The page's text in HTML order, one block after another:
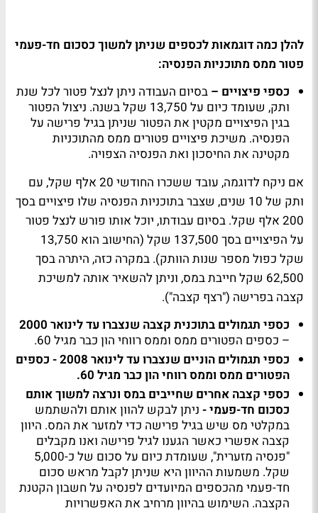
להלן כמה דוגמאות לכספים שניתן למשוך כסכום חד-פעמי
פטור ממס מתוכניות הפנסיה:
כספי פיצויים – בסיום העבודה ניתן לנצל פטור לכל שנת
ותק, שעומד כיום על 13,750 שקל בשנה. ניצול הפטור
בגין הפיצויים מקטין את הפטור שניתן בגיל פרישה על
הפנסיה. משיכת פיצויים פטורים ממס מהתוכניות
מקטינה את החיסכון ואת הפנסיה הצפויה.
אם ניקח לדוגמה, עובד ששכרו החודשי 20 אלף שקל, עם
ותק של 10 שנים, שצבר בתוכניות הפנסיה שלו פיצויים בסך
200 אלף שקל. בסיום עבודתו, יוכל אותו פורש לנצל פטור
על הפיצויים בסך 137,500 שקל (החישוב הוא 13,750
שקל כפול מספר שנות הוותק). במקרה כזה, היתרה בסך
62,500 שקל חייבת במס, וניתן להשאיר אותה למשיכת
קצבה בפרישה ("רצף קצבה").
כספי תגמולים בתוכנית קצבה שנצברו עד לינואר 2000
– כספים הפטורים ממס וממס רווחי הון כבר מגיל 60.
כספי תגמולים הוניים שנצברו עד לינואר 2008 - כספים
הפטורים ממס וממס רווחי הון כבר מגיל 60.
כספי קצבה אחרים שחייבים במס ונרצה למשוך אותם
כסכום חד-פעמי - ניתן לבקש להוון אותם ולהשתמש
במקלטי מס שיש בגיל פרישה כדי למזער את המס. היוון
קצבה אפשרי כאשר הגענו לגיל פרישה ואנו מקבלים
"פנסיה מזערית", שעומדת כיום על סכום של כ-5,000
שקל. משמעות ההיוון היא שניתן לקבל מראש סכום
חד-פעמי מהכספים המיועדים לפנסיה על חשבון הקטנת
הקצבה. השימוש בהיוון מרחיב את האפשרויות